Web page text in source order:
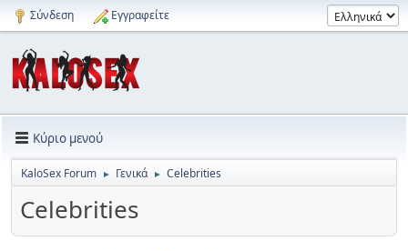
Σύνδεση Εγγραφείτε
Κύριο μενού
KaloSex Forum ► Γενικά ► Celebrities
Celebrities